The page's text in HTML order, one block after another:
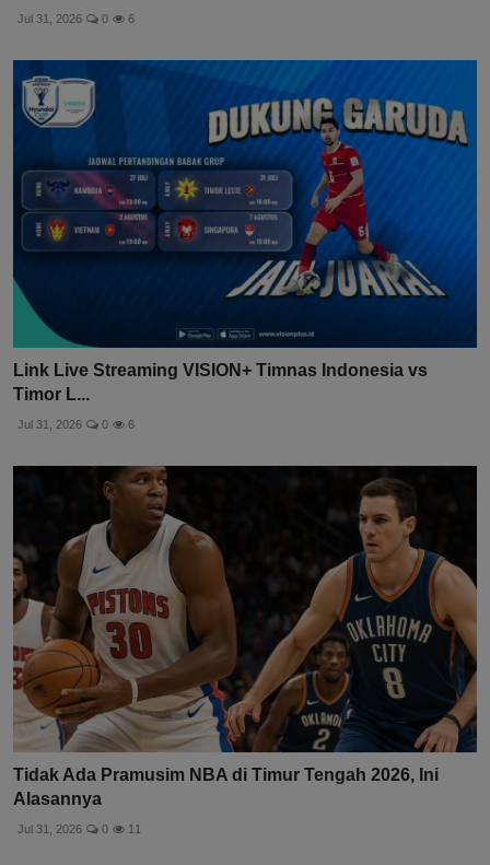
Jul 31, 2026 0 6
Link Live Streaming VISION+ Timnas Indonesia vs
Timor L...
Jul 31, 2026 0 6
Tidak Ada Pramusim NBA di Timur Tengah 2026, Ini
Alasannya
Jul 31, 2026 0 11